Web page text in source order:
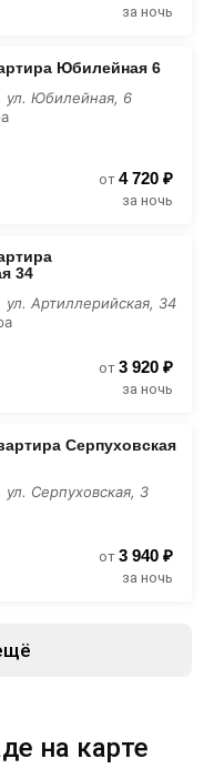
за ночь
Юбилейная 6
ул. Юбилейная, 6
от 4 720 ₽
за ночь
34
ул. Артиллерийская, 34
от 3 920 ₽
за ночь
Серпуховская
ул. Серпуховская, 3
от 3 940 ₽
за ночь
на карте